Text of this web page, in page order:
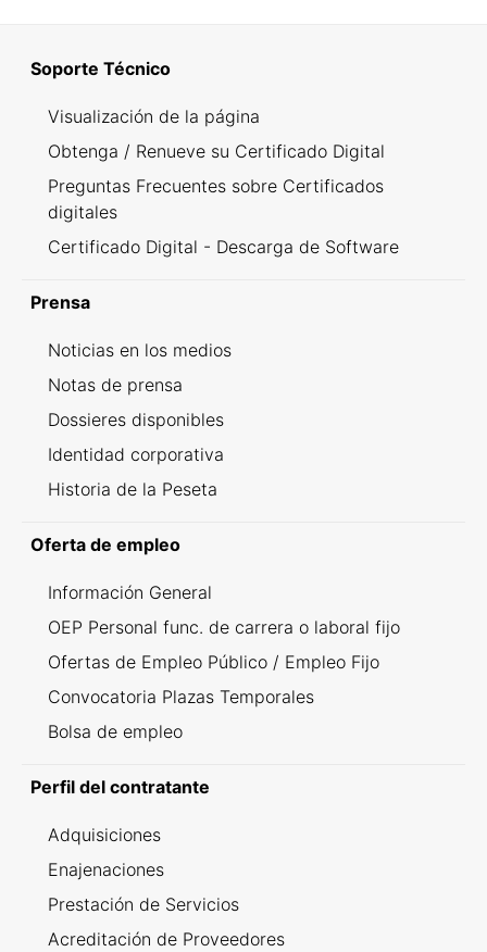
Soporte Técnico
Visualización de la página
Obtenga / Renueve su Certificado Digital
Preguntas Frecuentes sobre Certificados
digitales
Certificado Digital - Descarga de Software
Prensa
Noticias en los medios
Notas de prensa
Dossieres disponibles
Identidad corporativa
Historia de la Peseta
Oferta de empleo
Información General
OEP Personal func. de carrera o laboral fijo
Ofertas de Empleo Público / Empleo Fijo
Convocatoria Plazas Temporales
Bolsa de empleo
Perfil del contratante
Adquisiciones
Enajenaciones
Prestación de Servicios
Acreditación de Proveedores